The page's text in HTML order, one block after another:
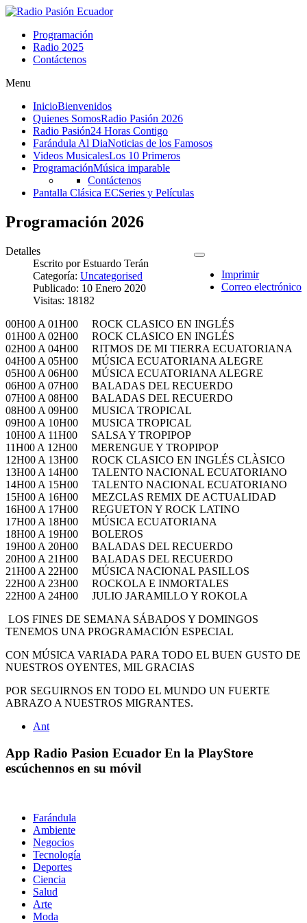
Programación
Radio 2025
Contáctenos
Menu
InicioBienvenidos
Quienes SomosRadio Pasión 2026
Radio Pasión24 Horas Contigo
Farándula Al DiaNoticias de los Famosos
Videos MusicalesLos 10 Primeros
ProgramaciónMúsica imparable
Contáctenos
Pantalla Clásica ECSeries y Películas
Programación 2026
Imprimir
Correo electrónico
Detalles
Escrito porEstuardo Terán
Categoría: Uncategorised
Publicado: 10 Enero 2020
Visitas: 18182
00H00 A 01H00 ROCK CLASICO EN INGLÉS
01H00 A 02H00 ROCK CLASICO EN INGLÉS
02H00 A 04H00 RITMOS DE MI TIERRA ECUATORIANA
04H00 A 05H00 MÚSICA ECUATORIANA ALEGRE
05H00 A 06H00 MÚSICA ECUATORIANA ALEGRE
06H00 A 07H00 BALADAS DEL RECUERDO
07H00 A 08H00 BALADAS DEL RECUERDO
08H00 A 09H00 MUSICA TROPICAL
09H00 A 10H00 MUSICA TROPICAL
10H00 A 11H00 SALSA Y TROPIPOP
11H00 A 12H00 MERENGUE Y TROPIPOP
12H00 A 13H00 ROCK CLASICO EN INGLÉS CLÀSICO
13H00 A 14H00 TALENTO NACIONAL ECUATORIANO
14H00 A 15H00 TALENTO NACIONAL ECUATORIANO
15H00 A 16H00 MEZCLAS REMIX DE ACTUALIDAD
16H00 A 17H00 REGUETON Y ROCK LATINO
17H00 A 18H00 MÚSICA ECUATORIANA
18H00 A 19H00 BOLEROS
19H00 A 20H00 BALADAS DEL RECUERDO
20H00 A 21H00 BALADAS DEL RECUERDO
21H00 A 22H00 MÚSICA NACIONAL PASILLOS
22H00 A 23H00 ROCKOLA E INMORTALES
22H00 A 24H00 JULIO JARAMILLO Y ROKOLA
LOS FINES DE SEMANA SÁBADOS Y DOMINGOS
TENEMOS UNA PROGRAMACIÓN ESPECIAL
CON MÚSICA VARIADA PARA TODO EL BUEN GUSTO DE
NUESTROS OYENTES, MIL GRACIAS
POR SEGUIRNOS EN TODO EL MUNDO UN FUERTE
ABRAZO A NUESTROS MIGRANTES.
Ant
App Radio Pasion Ecuador En la PlayStore
escúchennos en su móvil
Farándula
Ambiente
Negocios
Tecnología
Deportes
Ciencia
Salud
Arte
Moda